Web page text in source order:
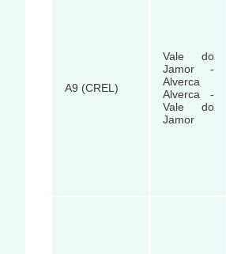
A9 (CREL)
Vale do
Jamor -
Alverca
Alverca -
Vale do
Jamor